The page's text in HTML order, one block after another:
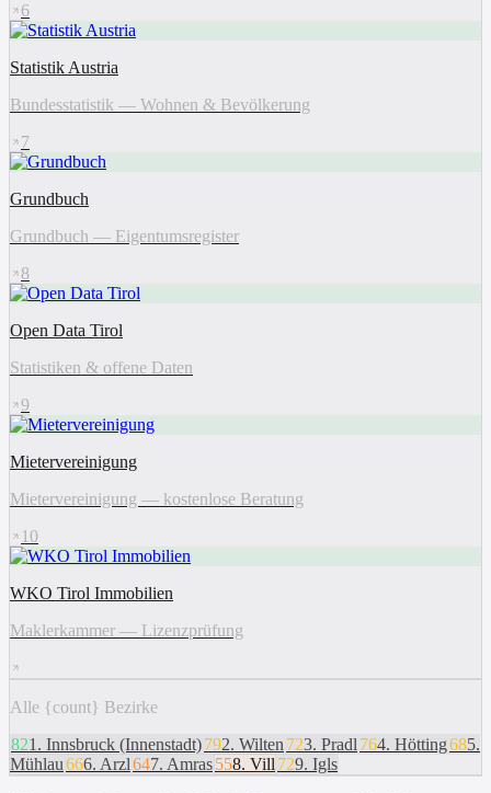
6
Statistik Austria
Bundesstatistik — Wohnen & Bevölkerung
7
Grundbuch
Grundbuch — Eigentumsregister
8
Open Data Tirol
Statistiken & offene Daten
9
Mietervereinigung
Mietervereinigung — kostenlose Beratung
10
WKO Tirol Immobilien
Maklerkammer — Lizenzprüfung
Alle {count} Bezirke
821 . Innsbruck (Innenstadt)792. Wilten 723. Pradl 764. Hötting685.
Mühlau666. Arzl647. Amras558. Vill 729. Igls